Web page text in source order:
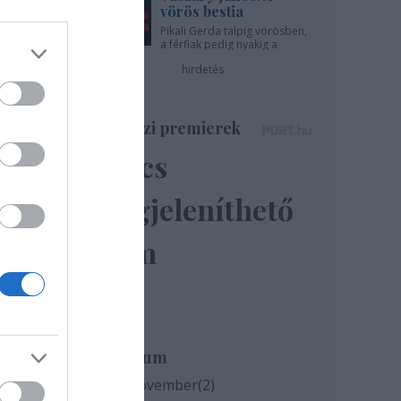
vörös bestia
Pikali Gerda talpig vörösben,
a férfiak pedig nyakig a
hirdetés
Színházi premierek
Nincs
megjeleníthető
elem
Archívum
2020 november(2)